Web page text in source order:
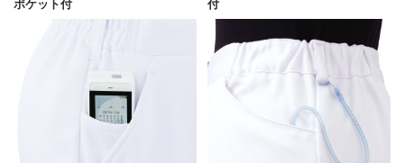
ポケット付
付